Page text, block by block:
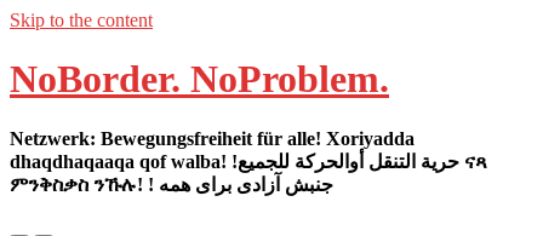
Skip to the content
NoBorder. NoProblem.
Netzwerk: Bewegungsfreiheit für alle! Xoriyadda
dhaqdhaqaaqa qof walba! !حرية التنقل أوالحركة للجميع ናጻ
ምንቅስቃስ ንኹሉ! ! جنبش آزادی برای همه